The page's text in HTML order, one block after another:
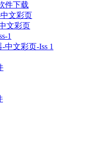
件下载
文彩页
文彩页
1
中文彩页-Iss 1